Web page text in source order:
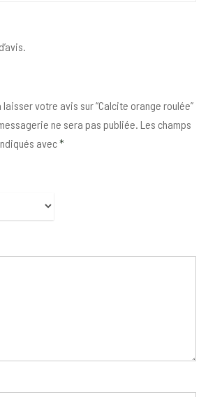
votre avis sur “Calcite orange roulée”
ne sera pas publiée. Les champs
avec*